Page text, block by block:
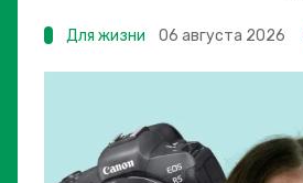
Для жизни 06 августа 2026